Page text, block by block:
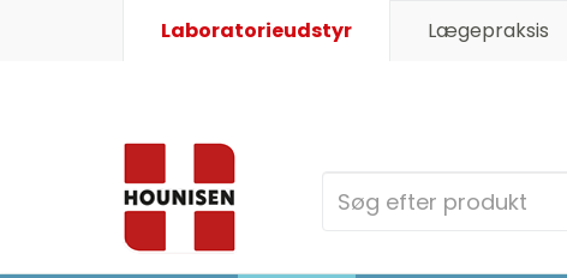
Laboratorieudstyr Lægepraksis